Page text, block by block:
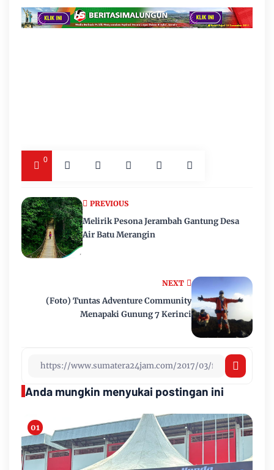
0
NEXT
(Foto) Tuntas Adventure Community
Menapaki Gunung 7 Kerinci
PREVIOUS
Melirik Pesona Jerambah Gantung Desa
Air Batu Merangin
Anda mungkin menyukai postingan ini